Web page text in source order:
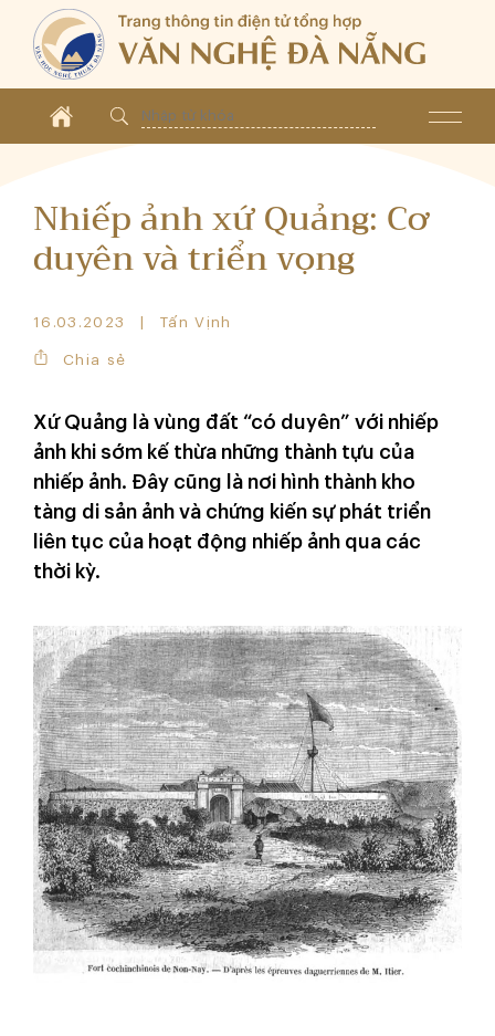
Nhiếp ảnh xứ Quảng: Cơ
duyên và triển vọng
16.03.2023 Tấn Vịnh
Chia sẻ
Xứ Quảng là vùng đất “có duyên” với nhiếp
ảnh khi sớm kế thừa những thành tựu của
nhiếp ảnh. Đây cũng là nơi hình thành kho
tàng di sản ảnh và chứng kiến sự phát triển
liên tục của hoạt động nhiếp ảnh qua các
thời kỳ.